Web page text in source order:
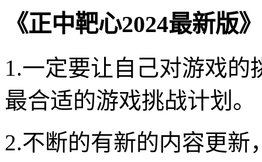
《正中靶心2024最新版
1.一定要让自己对游戏
最合适的游戏挑战计划。
2.不断的有新的内容更